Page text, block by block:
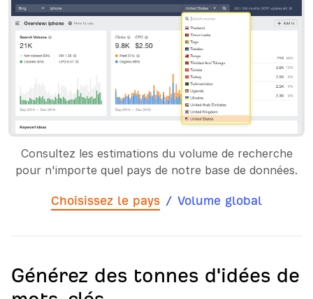
Consultez les estimations du volume de recherche
pour n'importe quel pays de notre base de données.
Choisissez le pays / Volume global
Générez des tonnes d'idées de